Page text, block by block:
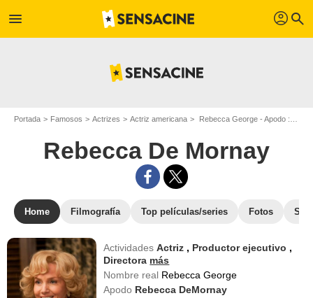
menu profil search
Portada Famosos Actrizes Actriz americana Rebecca George - Apodo : Rebecca De Mornay
Rebecca De Mornay
Home Filmografía Top películas/series Fotos
ActividadesActriz , Productor ejecutivo ,
Directora más
Nombre real Rebecca George
Apodo Rebecca DeMornay